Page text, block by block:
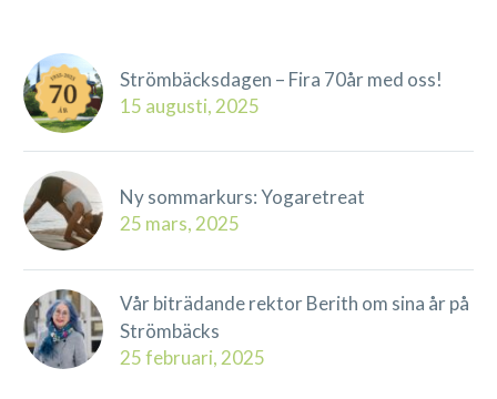
Strömbäcksdagen – Fira 70år med oss!
15 augusti, 2025
Ny sommarkurs: Yogaretreat
25 mars, 2025
Vår biträdande rektor Berith om sina år på
Strömbäcks
25 februari, 2025